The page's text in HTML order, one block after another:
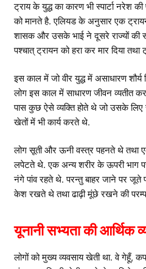
ट्राय के युद्ध का कारण भी स्पार्टा नरेश
को मानते है. एलियड के अनुसार एक
शासक और उसके भाई ने दूसरे राज्यों की
पश्चात् ट्रायन को हरा कर मार दिया तथा
इस काल में जो वीर युद्ध में असाधारण शौर्य
लोग इस काल में साधारण जीवन व्यतीत
पास कुछ ऐसे व्यक्ति होते थे जो उसके लिए
खेतों में भी कार्य करते थे.
लोग सूती और ऊनी वस्त्र पहनते थे तथा
लपेटते थे. एक अन्य शरीर के ऊपरी भाग
नंगे पांव रहते थे. परन्तु बाहर जाने पर जूते
केश रखते थे तथा ढाढ़ी मूंछे रखने की
यूनानी सभ्यता की आर्थिक
लोगों को मुख्य व्यवसाय खेती था. वे गेहूँ,